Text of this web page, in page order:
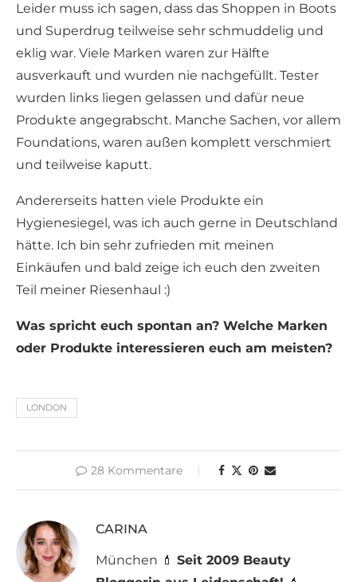
Leider muss ich sagen, dass das Shoppen in Boots
und Superdrug teilweise sehr schmuddelig und
eklig war. Viele Marken waren zur Hälfte
ausverkauft und wurden nie nachgefüllt. Tester
wurden links liegen gelassen und dafür neue
Produkte angegrabscht. Manche Sachen, vor allem
Foundations, waren außen komplett verschmiert
und teilweise kaputt.
Andererseits hatten viele Produkte ein
Hygienesiegel, was ich auch gerne in Deutschland
hätte. Ich bin sehr zufrieden mit meinen
Einkäufen und bald zeige ich euch den zweiten
Teil meiner Riesenhaul :)
Was spricht euch spontan an? Welche Marken
oder Produkte interessieren euch am meisten?
LONDON
28 Kommentare
CARINA
München 💄 Seit 2009 Beauty